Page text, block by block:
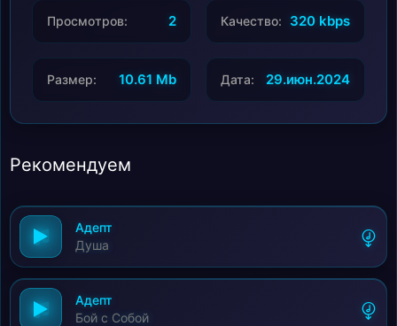
Просмотров: 2 Качество: 320 kbps
Размер: 10.61 Mb Дата: 29.июн.2024
Рекомендуем
Адепт
Душа
Адепт
Бой с Собой